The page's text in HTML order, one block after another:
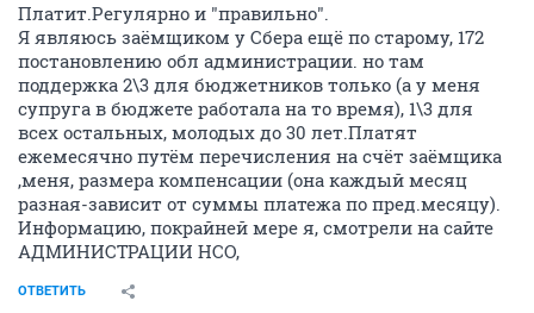
Платит.Регулярно и "правильно".
Я являюсь заёмщиком у Сбера ещё по старому, 172
постановлению обл администрации. но там
поддержка 2\3 для бюджетников только (а у меня
супруга в бюджете работала на то время), 1\3 для
всех остальных, молодых до 30 лет.Платят
ежемесячно путём перечисления на счёт заёмщика
,меня, размера компенсации (она каждый месяц
разная-зависит от суммы платежа по пред.месяцу).
Информацию, покрайней мере я, смотрели на сайте
АДМИНИСТРАЦИИ НСО,
ОТВЕТИТЬ